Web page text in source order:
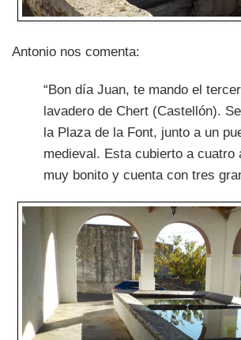
Antonio nos comenta:
“Bon día Juan, te mando el
lavadero de Chert (Castellón).
la Plaza de la Font, junto a un
medieval. Esta cubierto a cuatro
muy bonito y cuenta con tres